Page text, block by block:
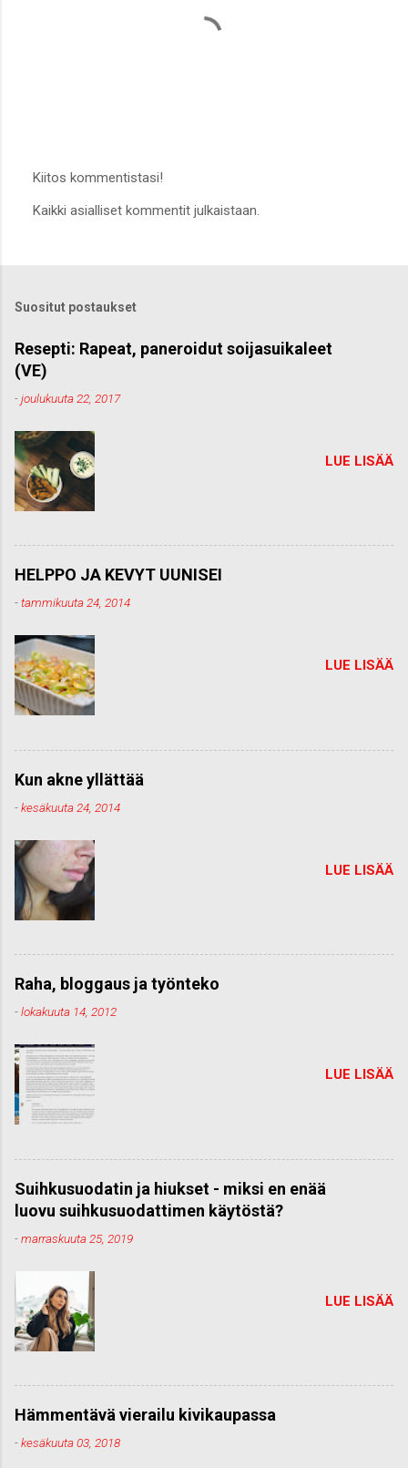
ä
o
m
e
n
t
Kiitos kommentistasi!
Kaikki asialliset kommentit julkaistaan.
Suositut postaukset
Resepti: Rapeat, paneroidut soijasuikaleet
(VE)
-joulukuuta 22, 2017
LUE LISÄÄ
HELPPO JA KEVYT UUNISEI
-tammikuuta 24, 2014
LUE LISÄÄ
Kun akne yllättää
-kesäkuuta 24, 2014
LUE LISÄÄ
Raha, bloggaus ja työnteko
-lokakuuta 14, 2012
LUE LISÄÄ
Suihkusuodatin ja hiukset - miksi en enää
luovu suihkusuodattimen käytöstä?
-marraskuuta 25, 2019
LUE LISÄÄ
Hämmentävä vierailu kivikaupassa
-kesäkuuta 03, 2018